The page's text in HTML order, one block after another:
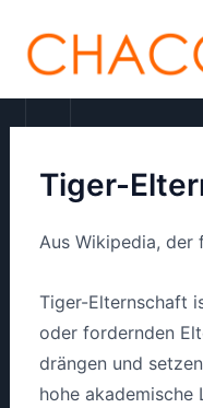
Inhalt
springen
Tiger-
Aus Wikipedia, der
Tiger-Elternschaft
oder fordernden
drängen und
hohe